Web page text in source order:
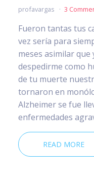
profavargas 3
Fueron tantas tus
vez sería para
meses asimilar que
despedirme como
de tu muerte
tornaron en
Alzheimer se fue
enfermedades
READ MORE